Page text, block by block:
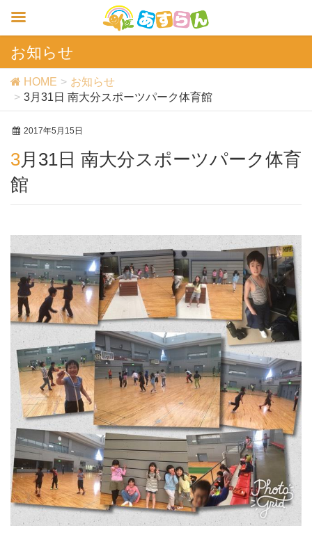
お知らせ
HOME
お知らせ
3月31日 南大分スポーツパーク体育館
2017年5月15日
3月31日 南大分スポーツパーク体育
館